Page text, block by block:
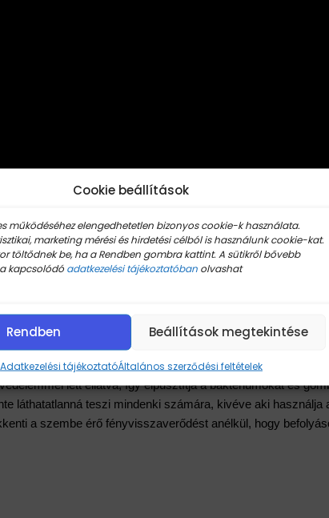
Cookie beállítások
működéséhez elengedhetetlen bizonyos cookie-k használata.
marketing mérési és hirdetési célból is használunk cookie-kat.
töltődnek be, ha a Rendben gombra kattint. A sütikről bővebb
kapcsolódó adatkezelési tájékoztatóban olvashat
Rendben Beállítások megtekintése
Adatkezelési tájékoztatóÁltalános szerződési feltételek
lett ellátva, így elpusztítja a baktériumokat és
láthatatlanná teszi mindenki számára, kivéve aki
a szembe érő fényvisszaverődést anélkül, hogy